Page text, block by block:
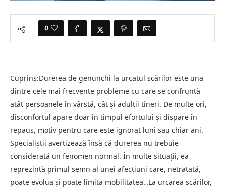
0
Cuprins:Durerea de genunchi la urcatul scărilor este una
dintre cele mai frecvente probleme cu care se confruntă
atât persoanele în vârstă, cât și adulții tineri. De multe ori,
disconfortul apare doar în timpul efortului și dispare în
repaus, motiv pentru care este ignorat luni sau chiar ani.
Specialiștii avertizează însă că durerea nu trebuie
considerată un fenomen normal. În multe situații, ea
reprezintă primul semn al unei afecțiuni care, netratată,
poate evolua și poate limita mobilitatea.„La urcarea scărilor,